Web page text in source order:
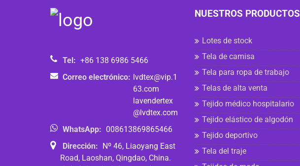
Tel: +86 138 6986 5466
Correo electrónico: lvdtex@vip.1
63.com
lavendertex
@lvdtex.com
WhatsApp: 008613869865466
Dirección: Nº 46, Liaoyang East
Road, Laoshan, Qingdao, China.
NUESTROS PRODUCTOS
Lotes de stock
Tela de camisa
Tela para ropa de trabajo
Telas de alta venta
Tejido médico hospitalario
Tejido elástico de algodón
Tejido deportivo
Tela del traje